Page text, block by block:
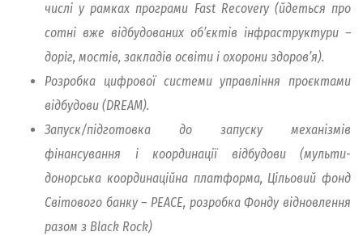
числі у рамках програми Fast Recovery (йдеться про
сотні вже відбудованих об’єктів інфраструктури –
доріг, мостів, закладів освіти і охорони здоров’я).
Розробка цифрової системи управління проєктами
відбудови (DREAM).
Запуск/підготовка до запуску механізмів
фінансування і координації відбудови (мульти-
донорська координаційна платформа, Цільовий фонд
Світового банку – PEACE, розробка Фонду відновлення
разом з Black Rock)